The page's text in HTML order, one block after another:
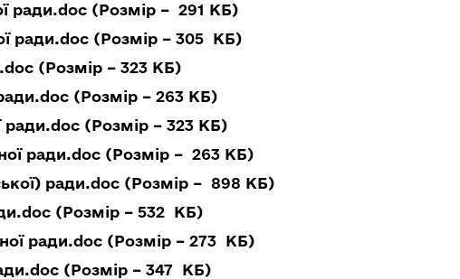
ради.doc (Розмір – 291 КБ)
ради.doc (Розмір – 305 КБ)
(Розмір – 323 КБ)
(Розмір – 263 КБ)
(Розмір – 323 КБ)
ради.doc (Розмір – 263 КБ)
ради.doc (Розмір – 898 КБ)
(Розмір – 532 КБ)
ради.doc (Розмір – 273 КБ)
(Розмір – 347 КБ)